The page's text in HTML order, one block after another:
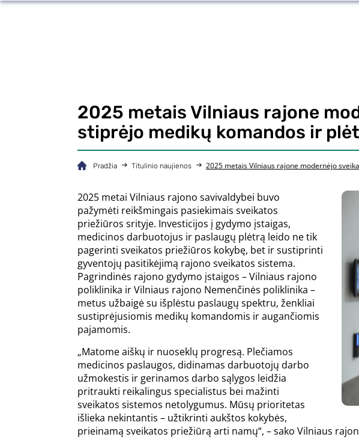
2025 metais Vilniaus rajone
stiprėjo medikų komandos ir
Pradžia Titulinio naujienos 2025 metais Vilniaus rajone modernėjo
2025 metai Vilniaus rajono savivaldybei buvo
pažymėti reikšmingais pasiekimais sveikatos
priežiūros srityje. Investicijos į gydymo įstaigas,
medicinos darbuotojus ir paslaugų plėtrą leido ne tik
pagerinti sveikatos priežiūros kokybę, bet ir sustiprinti
gyventojų pasitikėjimą rajono sveikatos sistema.
Pagrindinės rajono gydymo įstaigos – Vilniaus rajono
poliklinika ir Vilniaus rajono Nemenčinės poliklinika –
metus užbaigė su išplėstu paslaugų spektru, ženkliai
sustiprėjusiomis medikų komandomis ir augančiomis
pajamomis.
„Matome aiškų ir nuoseklų progresą. Plečiamos
medicinos paslaugos, didinamas darbuotojų darbo
užmokestis ir gerinamos darbo sąlygos leidžia
pritraukti reikalingus specialistus bei mažinti
sveikatos sistemos netolygumus. Mūsų prioritetas
išlieka nekintantis – užtikrinti aukštos kokybės,
prieinamą sveikatos priežiūrą arti namų“, – sako Vilniaus